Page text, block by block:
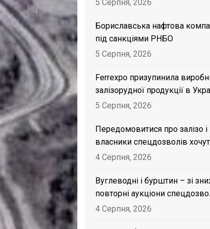
5 Серпня, 2026
Бориславська нафтова
під санкціями РНБО
5 Серпня, 2026
Ferrexpo призупинила
залізорудної продукції в
5 Серпня, 2026
Передомовитися про залізо і
власники спецдозволів
4 Серпня, 2026
Вуглеводні і бурштин – зі
повторні аукціони
4 Серпня, 2026